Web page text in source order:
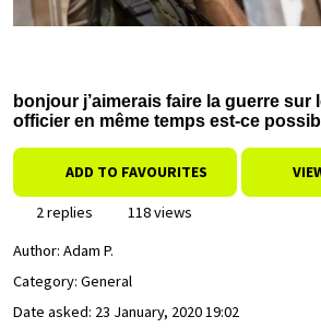
bonjour j’aimerais faire la guerre sur
officier en même temps est-ce
ADD TO FAVOURITES
2 replies
118 views
Author: Adam P.
Category: General
Date asked: 23 January, 2020 19:02